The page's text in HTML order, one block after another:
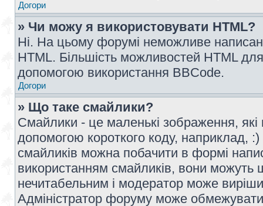
Догори
» Чи можу я використовувати HTML?
Ні. На цьому форумі неможливе
HTML. Більшість можливостей HTML
допомогою використання BBCode.
Догори
» Що таке смайлики?
Смайлики - це маленькі зображення, які
допомогою короткого коду, наприклад,
смайликів можна побачити в формі
використанням смайликів, вони
нечитабельним і модератор може
Адміністратор форуму може обмежувати